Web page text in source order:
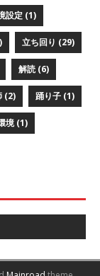
設定 (1)
立ち回り (29)
解読 (6)
(2) 踊り子 (1)
境 (1)